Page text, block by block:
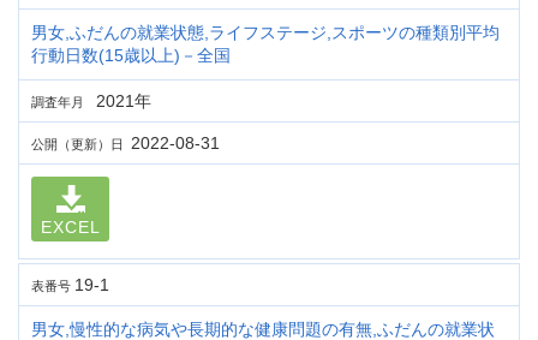
男女,ふだんの就業状態,ライフステージ,スポーツの種類別平均
行動日数(15歳以上)－全国
調査年月 2021年
公開（更新）日 2022-08-31
EXCEL
表番号 19-1
男女,慢性的な病気や長期的な健康問題の有無,ふだんの就業状